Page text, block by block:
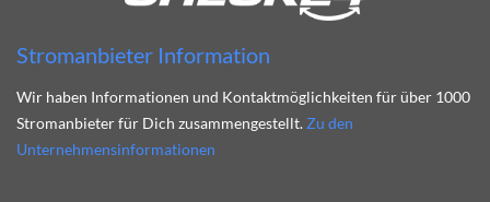
Stromanbieter Information
Wir haben Informationen und Kontaktmöglichkeiten für über 1000
Stromanbieter für Dich zusammengestellt. Zu den
Unternehmensinformationen